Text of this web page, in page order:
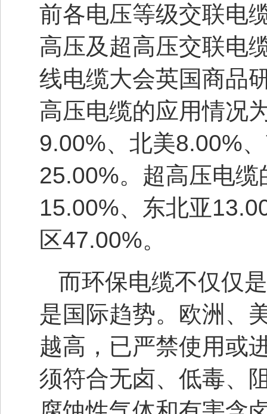
前各电压等级交联电
高压及超高压交联电
线电缆大会英国商品
高压电缆的应用情况
9.00%、北美8.00%
25.00%。超高压电
15.00%、东北亚
区47.00%。
而环保电缆不仅仅
是国际趋势。欧洲、
越高，已严禁使用或
须符合无卤、低毒、